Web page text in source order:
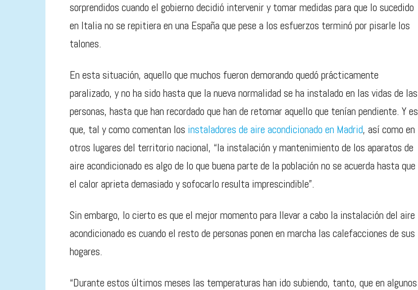
sorprendidos cuando el gobierno decidió intervenir y tomar medidas para que lo sucedido
en Italia no se repitiera en una España que pese a los esfuerzos terminó por pisarle los
talones.
En esta situación, aquello que muchos fueron demorando quedó prácticamente
paralizado, y no ha sido hasta que la nueva normalidad se ha instalado en las vidas de las
personas, hasta que han recordado que han de retomar aquello que tenían pendiente. Y es
que, tal y como comentan los instaladores de aire acondicionado en Madrid, así como en
otros lugares del territorio nacional, “la instalación y mantenimiento de los aparatos de
aire acondicionado es algo de lo que buena parte de la población no se acuerda hasta que
el calor aprieta demasiado y sofocarlo resulta imprescindible”.
Sin embargo, lo cierto es que el mejor momento para llevar a cabo la instalación del aire
acondicionado es cuando el resto de personas ponen en marcha las calefacciones de sus
hogares.
“Durante estos últimos meses las temperaturas han ido subiendo, tanto, que en algunos